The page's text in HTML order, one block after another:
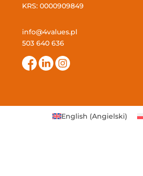
KRS: 0000909849
info@4values.pl
503 640 636
English (Angielski)